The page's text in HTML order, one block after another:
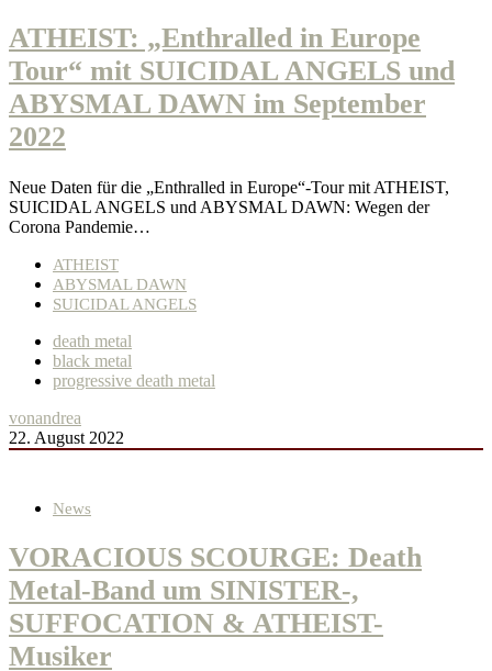
ATHEIST: „Enthralled in Europe
Tour“ mit SUICIDAL ANGELS und
ABYSMAL DAWN im September
2022
Neue Daten für die „Enthralled in Europe“-Tour mit ATHEIST,
SUICIDAL ANGELS und ABYSMAL DAWN: Wegen der
Corona Pandemie…
ATHEIST
ABYSMAL DAWN
SUICIDAL ANGELS
death metal
black metal
progressive death metal
vonandrea
22. August 2022
News
VORACIOUS SCOURGE: Death
Metal-Band um SINISTER-,
SUFFOCATION & ATHEIST-
Musiker